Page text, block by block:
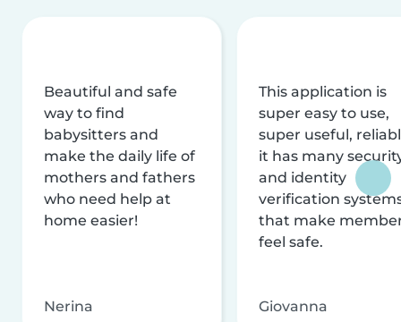
Beautiful and safe
way to find
babysitters and
make the daily life of
mothers and fathers
who need help at
home easier!
Nerina
This application is
super easy to use,
super useful,
it has many
and identity
verification
that make
feel safe.
Giovanna